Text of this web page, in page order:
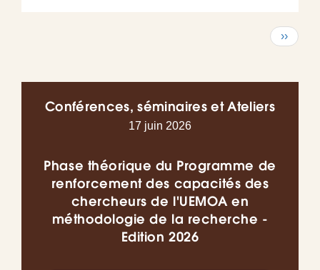
Page
››
Conférences, séminaires et Ateliers
17 juin 2026
Phase théorique du Programme de
renforcement des capacités des
chercheurs de l'UEMOA en
méthodologie de la recherche -
Edition 2026